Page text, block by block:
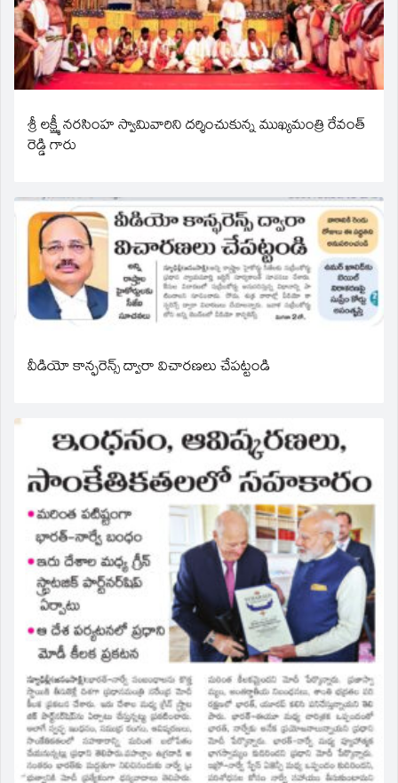
శ్రీ లక్ష్మీ నరసింహ స్వామివారిని దర్శించుకున్న ముఖ్యమంత్రి రేవంత్
రెడ్డి గారు
వీడియో కాన్ఫరెన్స్ ద్వారా విచారణలు చేపట్టండి